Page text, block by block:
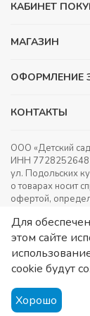
КАБИНЕТ
МАГАЗИН
ОФОРМЛЕНИЕ
КОНТАКТЫ
ООО «Детский
ИНН 7728252648
ул. Подольских
о товарах носит
офертой,
Для
этом сайте
cookie будут
Хорошо